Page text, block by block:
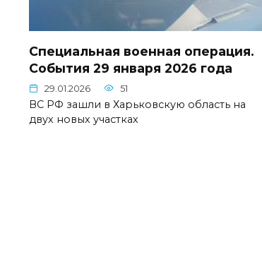
Специальная военная операция.
События 29 января 2026 года
29.01.2026 51
ВС РФ зашли в Харьковскую область на
двух новых участках